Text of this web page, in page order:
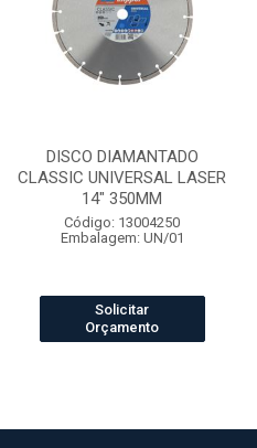
DISCO DIAMANTADO
CLASSIC UNIVERSAL LASER
14" 350MM
Código: 13004250
Embalagem: UN/01
Solicitar
Orçamento